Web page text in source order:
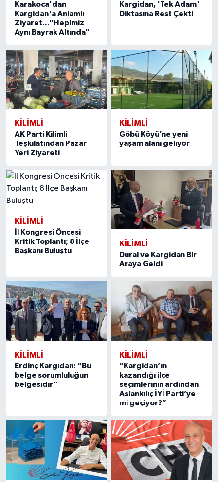
Karakoca'dan
Kargidan'a Anlamlı
Ziyaret..."Hepimiz
Aynı Bayrak Altında"
Kargidan, 'Tek Adam'
Diktasına Rest Çekti
KILIMLI
AK Parti Kilimli
Teşkilatından Pazar
Yeri Ziyareti
KILIMLI
Göbü Köyü’ne yeni
yaşam alanı geliyor
KILIMLI
İl Kongresi Öncesi
Kritik Toplantı; 8 İlçe
Başkanı Buluştu
KILIMLI
Dural ve Kargidan Bir
Araya Geldi
KILIMLI
Erdinç Kargıdan: “Bu
belge sorumluluğun
belgesidir”
KILIMLI
“Kargidan’ın
kazandığı ilçe
seçimlerinin ardından
Aslankılıç İYİ Parti’ye
mi geçiyor?”